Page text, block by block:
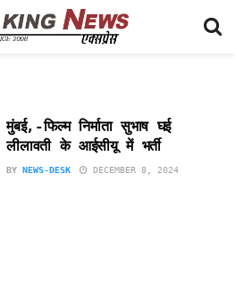
मुंबई,-फिल्म निर्माता सुभाष घई
लीलावती के आईसीयू में भर्ती
BY NEWS-DESK DECEMBER 8, 2024